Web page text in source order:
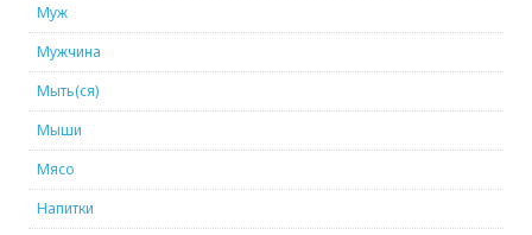
Муж
Мужчина
Мыть(ся)
Мыши
Мясо
Напитки